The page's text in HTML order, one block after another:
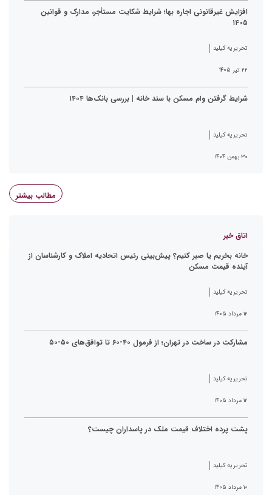
افزایش غیرقانونی اجاره بها؛ شرایط شکایت مستأجر، مدارک و قوانین
۱۴۰۵
تحریریه کیلید
۲۲ تیر ۱۴۰۵
شرایط گرفتن وام مسکن با سند خانه | بررسی بانک‌ها ۱۴۰۴
تحریریه کیلید
۳۰ بهمن ۱۴۰۴
مطالب بیشتر
اتاق خبر
خانه بخریم یا صبر کنیم؟ پیش‌بینی رئیس اتحادیه املاک و کارشناسان از
آینده قیمت مسکن
تحریریه کیلید
۱۲ مرداد ۱۴۰۵
مشارکت در ساخت در تهران؛ از فرمول ۴۰-۶۰ تا توافق‌های ۵۰-۵۰
تحریریه کیلید
۱۲ مرداد ۱۴۰۵
پشت پرده اختلاف قیمت ملک در پاسداران چیست؟
تحریریه کیلید
۱۰ مرداد ۱۴۰۵